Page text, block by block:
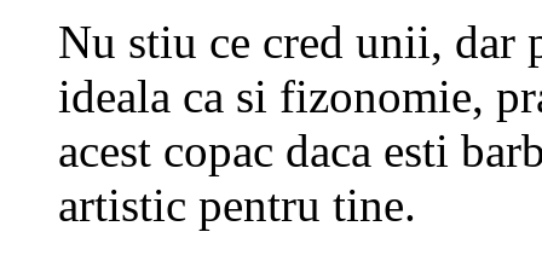
Nu stiu ce cred unii, dar
ideala ca si fizonomie,
acest copac daca esti
artistic pentru tine.